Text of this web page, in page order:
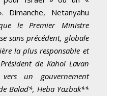
Netanyahu
le Premier Ministre
sans précédent, globale
la plus responsable et
de Kahol Lavan
un gouvernement
Balad*, Heba Yazbak**